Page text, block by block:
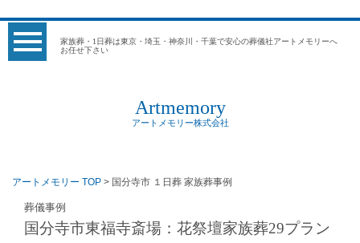
家族葬・1日葬は東京・埼玉・神奈川・千葉で安心の葬儀社アートメモリーへ
お任せ下さい
Artmemory
アートメモリー株式会社
アートメモリー TOP > 国分寺市 １日葬 家族葬事例
葬儀事例
国分寺市東福寺斎場：花祭壇家族葬29プラン